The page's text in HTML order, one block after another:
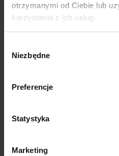
otrzymanymi od Ciebie lub
korzystania z ich usług.
zgody
Niezbędne
Preferencje
Statystyka
Marketing
Kategorie
Kategorie
 Adaptery i przyłącza
Inne akcesoria do
29,00 zł - 361,00 zł